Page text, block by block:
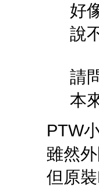
好
說
請
本
PTW
雖然
但原